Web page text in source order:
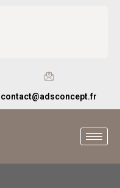
contact@adsconcept.fr